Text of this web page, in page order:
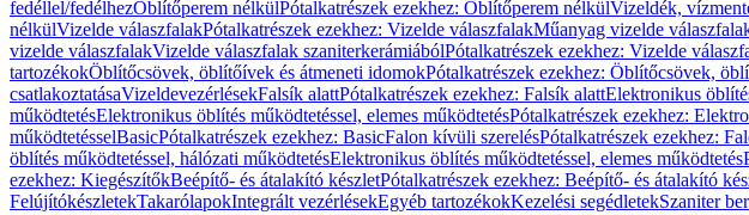
fedéllel/fedélhezÖblítőperem nélkülPótalkatrészek ezekhez: Öblítőperem nélkülVizeldék,
nélkülVizelde válaszfalakPótalkatrészek ezekhez: Vizelde válaszfalakMűanyag vizelde
vizelde válaszfalakVizelde válaszfalak szaniterkerámiábólPótalkatrészek ezekhez: Vizelde
tartozékokÖblítőcsövek, öblítőívek és átmeneti idomokPótalkatrészek ezekhez: Öblítőcsövek,
csatlakoztatásaVizeldevezérlésekFalsík alattPótalkatrészek ezekhez: Falsík alattElektronikus
működtetésElektronikus öblítés működtetéssel, elemes működtetésPótalkatrészek ezekhez:
működtetésselBasicPótalkatrészek ezekhez: BasicFalon kívüli szerelésPótalkatrészek ezekhez:
öblítés működtetéssel, hálózati működtetésElektronikus öblítés működtetéssel, elemes működtetés
ezekhez: KiegészítőkBeépítő- és átalakító készletPótalkatrészek ezekhez: Beépítő- és átalakító
FelújítókészletekTakarólapokIntegrált vezérlésekEgyéb tartozékokKezelési segédletekSzaniter